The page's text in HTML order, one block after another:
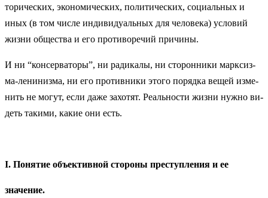
то­ри­че­ских, эко­но­ми­че­ских, по­ли­ти­че­ских, со­ци­аль­ных и
иных (в том чис­ле ин­ди­ви­ду­аль­ных для че­ло­ве­ка) ус­ло­вий
жиз­ни об­ще­ст­ва и его про­ти­во­ре­чий при­чи­ны.
И ни “кон­сер­ва­то­ры”, ни ра­ди­ка­лы, ни сто­рон­ни­ки мар­ксиз­
ма-ле­ни­низ­ма, ни его про­тив­ни­ки это­го по­ряд­ка ве­щей из­ме­
нить не мо­гут, ес­ли да­же за­хо­тят. Ре­аль­но­сти жиз­ни нуж­но ви­
деть та­ки­ми, ка­кие они есть.
I. Понятие объективной стороны преступления и ее
значение.